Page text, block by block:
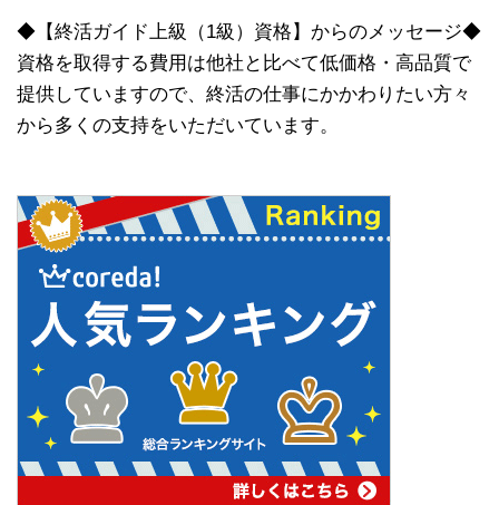
◆【終活ガイド上級（1級）資格】からのメッセージ◆
資格を取得する費用は他社と比べて低価格・高品質で
提供していますので、終活の仕事にかかわりたい方々
から多くの支持をいただいています。